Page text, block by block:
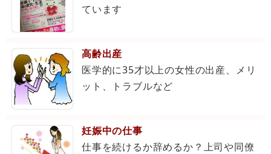
ています
高齢出産
医学的に35才以上の女性の出産、メリ
ット、トラブルなど
妊娠中の仕事
仕事を続けるか辞めるか？上司や同僚